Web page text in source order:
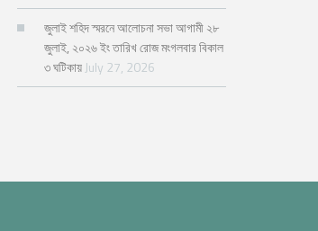
জুলাই শহিদ স্মরনে আলোচনা সভা আগামী ২৮
জুলাই, ২০২৬ ইং তারিখ রোজ মংগলবার বিকাল
৩ ঘটিকায় July 27, 2026